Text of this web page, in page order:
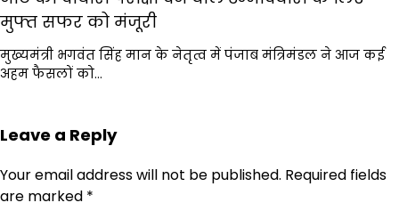
मुफ्त सफर को मंजूरी
मुख्यमंत्री भगवंत सिंह मान के नेतृत्व में पंजाब मंत्रिमंडल ने आज कई
अहम फैसलों को…
Leave a Reply
Your email address will not be published. Required fields
are marked *